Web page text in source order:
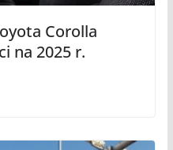
Corolla
na 2025 r.